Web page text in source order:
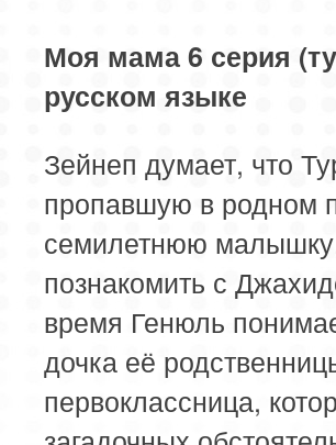
Моя мама 6 серия
русском языке
Зейнеп думает, что
пропавшую в родном
семилетнюю
познакомить с
время Генюль
дочка её
первоклассница,